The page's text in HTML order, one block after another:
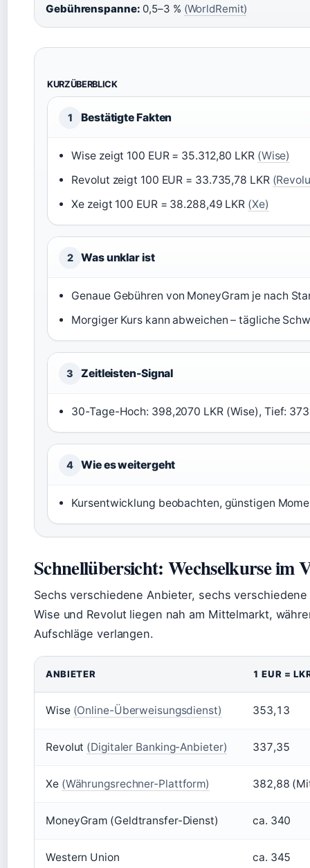
Gebührenspanne: 0,5–3 % (WorldRemit)
KURZÜBERBLICK
1 Bestätigte Fakten
Wise zeigt 100 EUR = 35.312,80 LKR (Wise)
Revolut zeigt 100 EUR = 33.735,78 LKR
Xe zeigt 100 EUR = 38.288,49 LKR (Xe)
2 Was unklar ist
Genaue Gebühren von MoneyGram je nach
Morgiger Kurs kann abweichen – tägliche
3 Zeitleisten-Signal
30-Tage-Hoch: 398,2070 LKR (Wise), Tief:
4 Wie es weitergeht
Kursentwicklung beobachten, günstigen
Schnellübersicht: Wechselkurse im
Sechs verschiedene Anbieter, sechs
Wise und Revolut liegen nah am Mittelmarkt,
Aufschläge verlangen.
ANBIETER 1 EUR =
Wise (Online-Überweisungsdienst) 353,13
Revolut (Digitaler Banking-Anbieter) 337,35
Xe (Währungsrechner-Plattform) 382,88
MoneyGram (Geldtransfer-Dienst) ca. 340
Western Union ca. 345